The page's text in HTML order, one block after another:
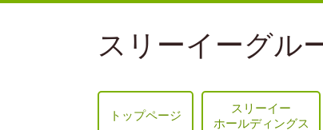
スリーイーグル
トップページ
スリーイー
ホールディングス